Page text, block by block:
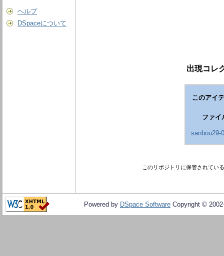
ヘルプ
DSpaceについて
出現コレ
このアイ
ファイ
sanbou29-
このリポジトリに保管されてい
Powered by DSpace Software Copyright ©